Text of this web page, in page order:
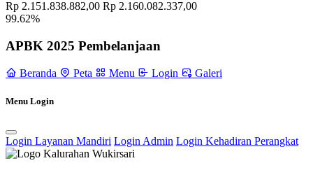
Pertemuan Rutin Kader Lansia Kalurahan Wukirsari Bulan
September 2022
17 Mahasiswa Australia Mengunjungi Posyandu dan PAUD
Menggelar Ecotourism & Tyto Alba Conservation Mission di
Penyerahan Akta Kematian: Pemerintah Kalurahan Wukirsari
Wujudkan Kepedulian Melalui Program LUKADESI
Rp 2.151.838.882,00 Rp 2.160.082.337,00
99.62%
APBK 2025 Pembelanjaan
Beranda Peta Menu Login Galeri
Menu Login
Login Layanan Mandiri Login Admin Login Kehadiran Perangkat